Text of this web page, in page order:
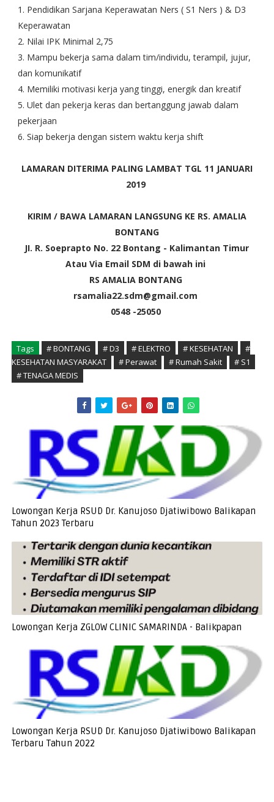
1. Pendidikan Sarjana Keperawatan Ners ( S1 Ners ) & D3
Keperawatan
2. Nilai IPK Minimal 2,75
3. Mampu bekerja sama dalam tim/individu, terampil, jujur,
dan komunikatif
4. Memiliki motivasi kerja yang tinggi, energik dan kreatif
5. Ulet dan pekerja keras dan bertanggung jawab dalam
pekerjaan
6. Siap bekerja dengan sistem waktu kerja shift
LAMARAN DITERIMA PALING LAMBAT TGL 11 JANUARI
2019
KIRIM / BAWA LAMARAN LANGSUNG KE RS. AMALIA
BONTANG
JI. R. Soeprapto No. 22 Bontang - Kalimantan Timur
Atau Via Email SDM di bawah ini
RS AMALIA BONTANG
rsamalia22.sdm@gmail.com
0548 -25050
Tags # BONTANG # D3 # ELEKTRO # KESEHATAN
#
KESEHATAN MASYARAKAT
# Perawat # Rumah Sakit
# S1
# TENAGA MEDIS
Lowongan Kerja RSUD Dr. Kanujoso Djatiwibowo Balikapan
Tahun 2023 Terbaru
Lowongan Kerja ZGLOW CLINIC SAMARINDA - Balikpapan
Lowongan Kerja RSUD Dr. Kanujoso Djatiwibowo Balikapan
Terbaru Tahun 2022